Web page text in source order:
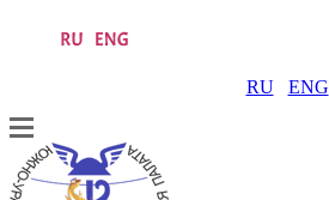
RU ENG